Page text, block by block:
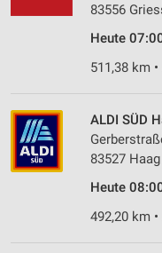
83556
Heute
511,38 km
ALDI SÜD
83527
Heute
492,20 km